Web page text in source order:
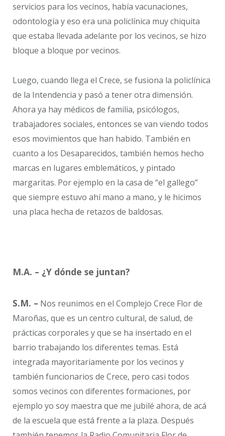
servicios para los vecinos, había vacunaciones,
odontología y eso era una policlínica muy chiquita
que estaba llevada adelante por los vecinos, se hizo
bloque a bloque por vecinos.
Luego, cuando llega el Crece, se fusiona la policlínica
de la Intendencia y pasó a tener otra dimensión.
Ahora ya hay médicos de familia, psicólogos,
trabajadores sociales, entonces se van viendo todos
esos movimientos que han habido. También en
cuanto a los Desaparecidos, también hemos hecho
marcas en lugares emblemáticos, y pintado
margaritas. Por ejemplo en la casa de “el gallego”
que siempre estuvo ahí mano a mano, y le hicimos
una placa hecha de retazos de baldosas.
M.A. – ¿Y dónde se juntan?
S.M. – Nos reunimos en el Complejo Crece Flor de
Maroñas, que es un centro cultural, de salud, de
prácticas corporales y que se ha insertado en el
barrio trabajando los diferentes temas. Está
integrada mayoritariamente por los vecinos y
también funcionarios de Crece, pero casi todos
somos vecinos con diferentes formaciones, por
ejemplo yo soy maestra que me jubilé ahora, de acá
de la escuela que está frente a la plaza. Después